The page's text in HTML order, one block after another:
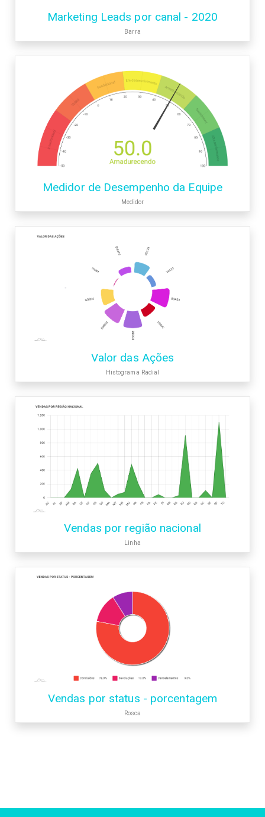
Marketing Leads por canal - 2020
Barra
Medidor de Desempenho da Equipe
Medidor
Valor das Ações
Histograma Radial
Vendas por região nacional
Linha
Vendas por status - porcentagem
Rosca